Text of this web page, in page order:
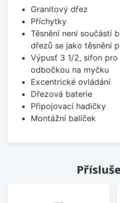
Granitový dřez
Příchytky
Těsnění není součástí
dřezů se jako těsnění
Výpusť 3 1/2, sifon
odbočkou na myčku
Excentrické ovládání
Dřezová baterie
Připojovací hadičky
Montážní balíček